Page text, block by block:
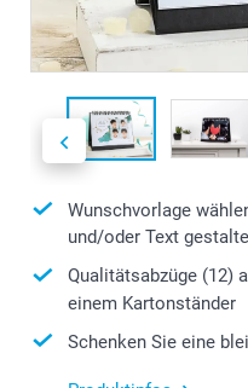
Wunschvorlage
und/oder Text
Qualitätsabzüge (12)
einem Kartonständer
Schenken Sie eine